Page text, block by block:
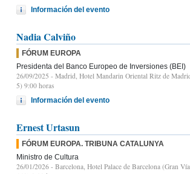
Información del evento
Nadia Calviño
FÓRUM EUROPA
Presidenta del Banco Europeo de Inversiones (BEI)
26/09/2025 - Madrid, Hotel Mandarin Oriental Ritz de
5) 9:00 horas
Información del evento
Ernest Urtasun
FÓRUM EUROPA. TRIBUNA CATALUNYA
Ministro de Cultura
26/01/2026 - Barcelona, Hotel Palace de Barcelona (Gran Vía